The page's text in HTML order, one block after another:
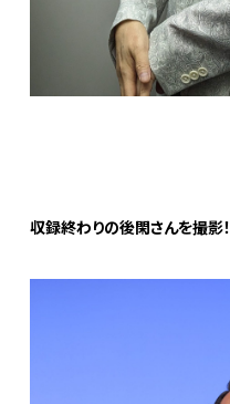
収録終わりの後閑さんを撮影！